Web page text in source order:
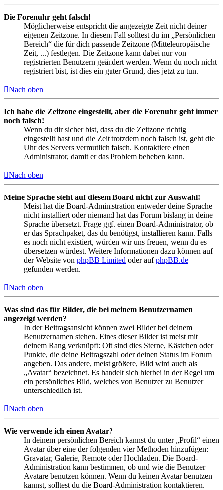
Die Forenuhr geht falsch!
Möglicherweise entspricht die angezeigte Zeit nicht deiner
eigenen Zeitzone. In diesem Fall solltest du im „Persönlichen
Bereich“ die für dich passende Zeitzone (Mitteleuropäische
Zeit, ...) festlegen. Die Zeitzone kann dabei nur von
registrierten Benutzern geändert werden. Wenn du noch nicht
registriert bist, ist dies ein guter Grund, dies jetzt zu tun.
Nach oben
Ich habe die Zeitzone eingestellt, aber die Forenuhr geht immer
noch falsch!
Wenn du dir sicher bist, dass du die Zeitzone richtig
eingestellt hast und die Zeit trotzdem noch falsch ist, geht die
Uhr des Servers vermutlich falsch. Kontaktiere einen
Administrator, damit er das Problem beheben kann.
Nach oben
Meine Sprache steht auf diesem Board nicht zur Auswahl!
Meist hat die Board-Administration entweder deine Sprache
nicht installiert oder niemand hat das Forum bislang in deine
Sprache übersetzt. Frage ggf. einen Board-Administrator, ob
er das Sprachpaket, das du benötigst, installieren kann. Falls
es noch nicht existiert, würden wir uns freuen, wenn du es
übersetzen würdest. Weitere Informationen dazu können auf
der Website von phpBB Limited oder aufphpBB.de
gefunden werden.
Nach oben
Was sind das für Bilder, die bei meinem Benutzernamen
angezeigt werden?
In der Beitragsansicht können zwei Bilder bei deinem
Benutzernamen stehen. Eines dieser Bilder ist meist mit
deinem Rang verknüpft: Oft sind dies Sterne, Kästchen oder
Punkte, die deine Beitragszahl oder deinen Status im Forum
angeben. Das andere, meist größere, Bild wird auch als
„Avatar“ bezeichnet. Es handelt sich hierbei in der Regel um
ein persönliches Bild, welches von Benutzer zu Benutzer
unterschiedlich ist.
Nach oben
Wie verwende ich einen Avatar?
In deinem persönlichen Bereich kannst du unter „Profil“ einen
Avatar über eine der folgenden vier Methoden hinzufügen:
Gravatar, Galerie, Remote oder Hochladen. Die Board-
Administration kann bestimmen, ob und wie die Benutzer
Avatare benutzen können. Wenn du keinen Avatar benutzen
kannst, solltest du die Board-Administration kontaktieren.